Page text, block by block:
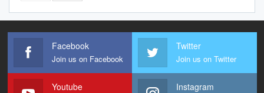
Facebook
Join us on Facebook
Twitter
Join us on Twitter
Youtube Instagram